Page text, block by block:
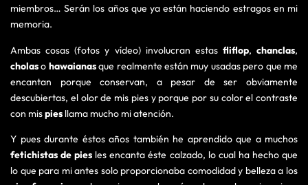
miembros… Serán los años que ya están haciendo estragos en mi
memoria.
Ambas cosas (fotos y vídeo) involucran estas fliflop, chanclas,
cholaso hawaianasque realmente están muy usadas pero que me
encantan porque conservan, a pesar de ser obviamente
descubiertas, el olor de mis pies y porque por su color el contraste
con mispies llama mucho mi atención.
Y pues durante éstos años también he aprendido que a muchos
fetichistas de pies les encanta éste calzado, lo cual ha hecho que
lo que para mi antes solo proporcionaba comodidad y belleza a los